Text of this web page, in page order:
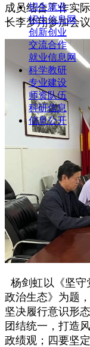
招生就业
招生信息网
创新创业
交流合作
就业信息网
科学教研
专业建设
师资队伍
科研信息
信息公开
成员结合工作实
长李梦翔参加会议
杨剑虹以《坚守
政治生态》为题
坚决履行意识形
团结统一，打造
政绩观；四要坚